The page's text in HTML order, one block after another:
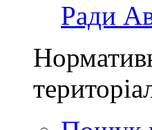
Ради